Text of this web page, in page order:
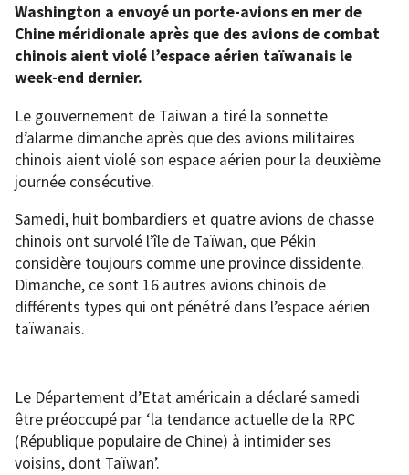
Washington a envoyé un porte-avions en mer de
Chine méridionale après que des avions de combat
chinois aient violé l’espace aérien taïwanais le
week-end dernier.
Le gouvernement de Taiwan a tiré la sonnette
d’alarme dimanche après que des avions militaires
chinois aient violé son espace aérien pour la deuxième
journée consécutive.
Samedi, huit bombardiers et quatre avions de chasse
chinois ont survolé l’île de Taïwan, que Pékin
considère toujours comme une province dissidente.
Dimanche, ce sont 16 autres avions chinois de
différents types qui ont pénétré dans l’espace aérien
taïwanais.
Le Département d’Etat américain a déclaré samedi
être préoccupé par ‘la tendance actuelle de la RPC
(République populaire de Chine) à intimider ses
voisins, dont Taïwan’.